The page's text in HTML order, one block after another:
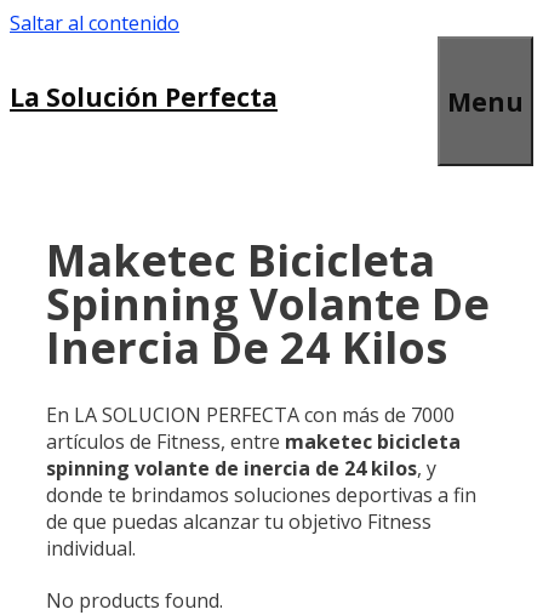
Saltar al contenido
La Solución Perfecta Menu
Maketec Bicicleta
Spinning Volante De
Inercia De 24 Kilos
En LA SOLUCION PERFECTA con más de 7000
artículos de Fitness, entre maketec bicicleta
spinning volante de inercia de 24 kilos, y
donde te brindamos soluciones deportivas a fin
de que puedas alcanzar tu objetivo Fitness
individual.
No products found.